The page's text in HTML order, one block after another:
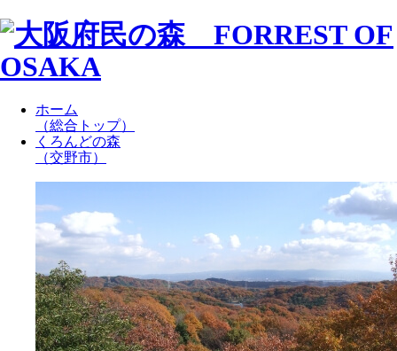
ホーム
（総合トップ）
くろんどの森
（交野市）